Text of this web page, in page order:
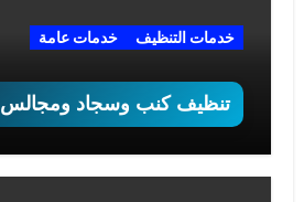
خدمات التنظيف خدمات عامة
تنظيف كنب وسجاد ومجالس 0505328914